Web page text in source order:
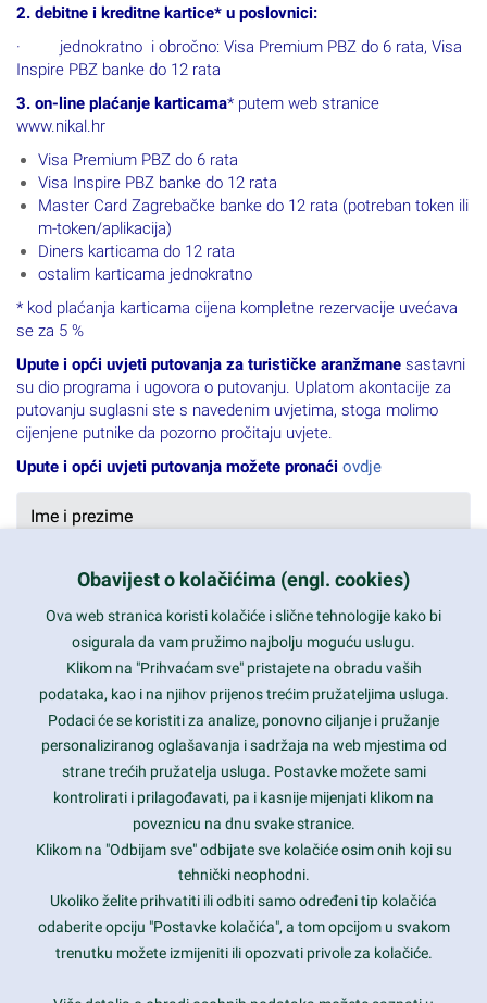
2. debitne i kreditne kartice* u poslovnici:
· jednokratno i obročno: Visa Premium PBZ do 6 rata, Visa
Inspire PBZ banke do 12 rata
3. on-line plaćanje karticama* putem web stranice
www.nikal.hr
Visa Premium PBZ do 6 rata
Visa Inspire PBZ banke do 12 rata
Master Card Zagrebačke banke do 12 rata (potreban token ili
m-token/aplikacija)
Diners karticama do 12 rata
ostalim karticama jednokratno
* kod plaćanja karticama cijena kompletne rezervacije uvećava
se za 5 %
Upute i opći uvjeti putovanja za turističke aranžmane sastavni
su dio programa i ugovora o putovanju. Uplatom akontacije za
putovanju suglasni ste s navedenim uvjetima, stoga molimo
cijenjene putnike da pozorno pročitaju uvjete.
Upute i opći uvjeti putovanja možete pronaći ovdje
Pošalji
Obavijest o kolačićima (engl. cookies)
Ova web stranica koristi kolačiće i slične tehnologije kako bi
osigurala da vam pružimo najbolju moguću uslugu.
Klikom na "Prihvaćam sve" pristajete na obradu vaših
podataka, kao i na njihov prijenos trećim pružateljima usluga.
Podaci će se koristiti za analize, ponovno ciljanje i pružanje
personaliziranog oglašavanja i sadržaja na web mjestima od
strane trećih pružatelja usluga. Postavke možete sami
kontrolirati i prilagođavati, pa i kasnije mijenjati klikom na
poveznicu na dnu svake stranice.
Klikom na "Odbijam sve" odbijate sve kolačiće osim onih koji su
tehnički neophodni.
Ukoliko želite prihvatiti ili odbiti samo određeni tip kolačića
odaberite opciju "Postavke kolačića", a tom opcijom u svakom
trenutku možete izmijeniti ili opozvati privole za kolačiće.